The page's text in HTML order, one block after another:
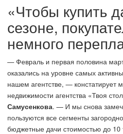
«Чтобы купить
сезоне,
немного
— Февраль и первая половина
оказались на уровне самых
нашем агентстве, — констатирует
недвижимости агентства «Твоя
Самусенкова. — И мы снова
пользуются все сегменты
бюджетные дачи стоимостью до